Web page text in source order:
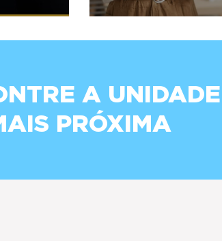
A UNIDADE
PRÓXIMA